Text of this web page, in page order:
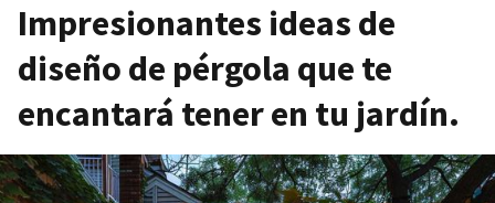
Impresionantes ideas de
diseño de pérgola que te
encantará tener en tu jardín.